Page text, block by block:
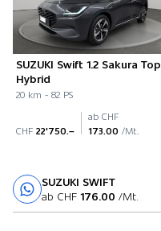
SUZUKI Swift 1.2 Sakura Top
Hybrid
20 km - 82 PS
CHF 22'750.–
ab CHF
173.00 /Mt.
SUZUKI SWIFT
ab CHF 176.00 /Mt.